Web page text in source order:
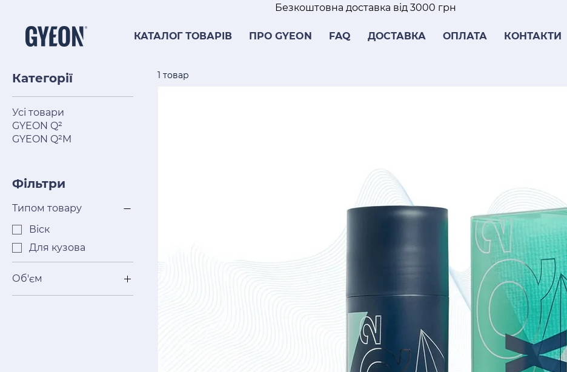
Безкоштовна доставка від 3000 грн
КАТАЛОГ ТОВАРІВ ПРО GYEON FAQ ДОСТАВКА ОПЛАТА КОНТАКТИ
Категорії
Усі товари
GYEON Q²
GYEON Q²M
Фільтри
Типом товару
Віск
Для кузова
Об'єм
175 гр
1 товар